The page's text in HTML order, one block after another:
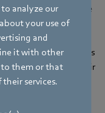
analyze our
your use of
and
it with other
them or that
services.
und sind nahe
gehen: Man
haben, man
zu einem guten Preis
Abstriche, aber wir
Anforderungen
und haben in
in Beton und